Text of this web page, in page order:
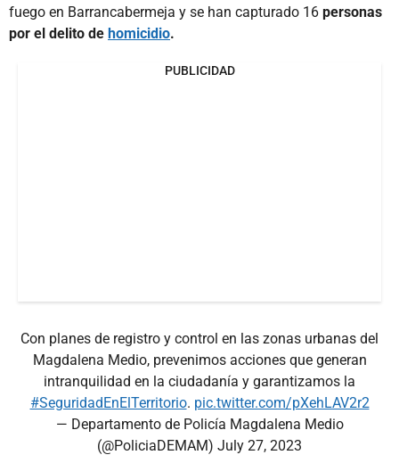
fuego en Barrancabermeja y se han capturado 16 personas
por el delito de homicidio.
PUBLICIDAD
Con planes de registro y control en las zonas urbanas del
Magdalena Medio, prevenimos acciones que generan
intranquilidad en la ciudadanía y garantizamos la
#SeguridadEnElTerritorio. pic.twitter.com/pXehLAV2r2
— Departamento de Policía Magdalena Medio
(@PoliciaDEMAM) July 27, 2023